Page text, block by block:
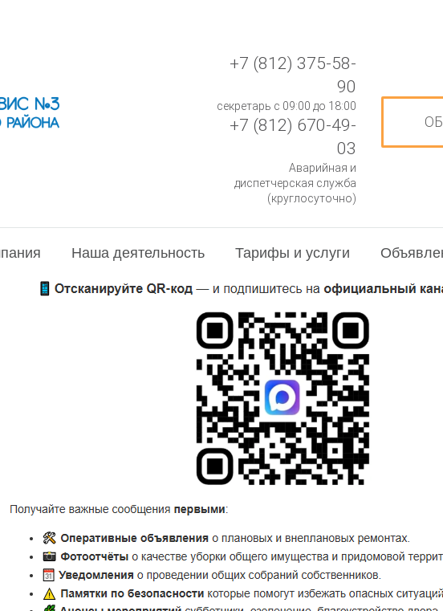
+7 (812) 375-58-
90
секретарь с 09:00 до 18:00
+7 (812) 670-49-
03
Аварийная и
диспетчерская служба
(круглосуточно)
Наша деятельность Тарифы и услуги